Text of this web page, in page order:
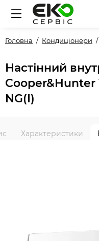
Головна Кондиціонери
Настінний
Cooper&Hunter
NG(I)
Характеристики